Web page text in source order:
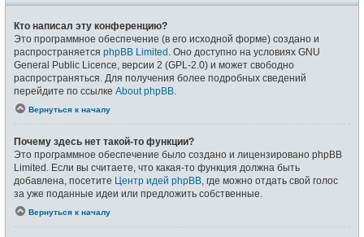
Кто написал эту конференцию?
Это программное обеспечение (в его исходной форме) создано и
распространяется phpBB Limited . Оно доступно на условиях GNU
General Public Licence, версии 2 (GPL-2.0) и может свободно
распространяться. Для получения более подробных сведений
перейдите по ссылке About phpBB
Вернуться к началу
Почему здесь нет такой-то функции?
Это программное обеспечение было создано и лицензировано phpBB
Limited. Если вы считаете, что какая-то функция должна быть
добавлена, посетите Центр идей phpBB , где можно отдать свой голос
за уже поданные идеи или предложить собственные.
Вернуться к началу